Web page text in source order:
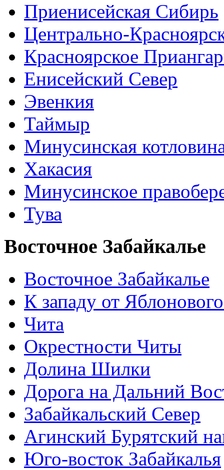
Приенисейская Сибирь
Центрально-
Красноярское
Енисейский Север
Эвенкия
Таймыр
Минусинская
Хакасия
Минусинское
Тува
Восточное Забайкалье
Восточное Забайкалье
К западу от
Чита
Окрестности Читы
Долина Шилки
Дорога на Дальний
Забайкальский Север
Агинский Бурятский
Юго-восток Забайкалья